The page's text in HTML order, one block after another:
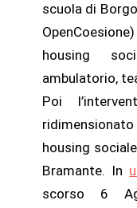
scuola di
housing
ambulatorio,
Poi
housing
Bramante. In
scorso 6